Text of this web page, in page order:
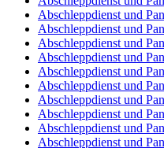
Abschleppdienst und
Abschleppdienst und
Abschleppdienst und
Abschleppdienst und
Abschleppdienst und
Abschleppdienst und
Abschleppdienst und
Abschleppdienst und
Abschleppdienst und
Abschleppdienst und